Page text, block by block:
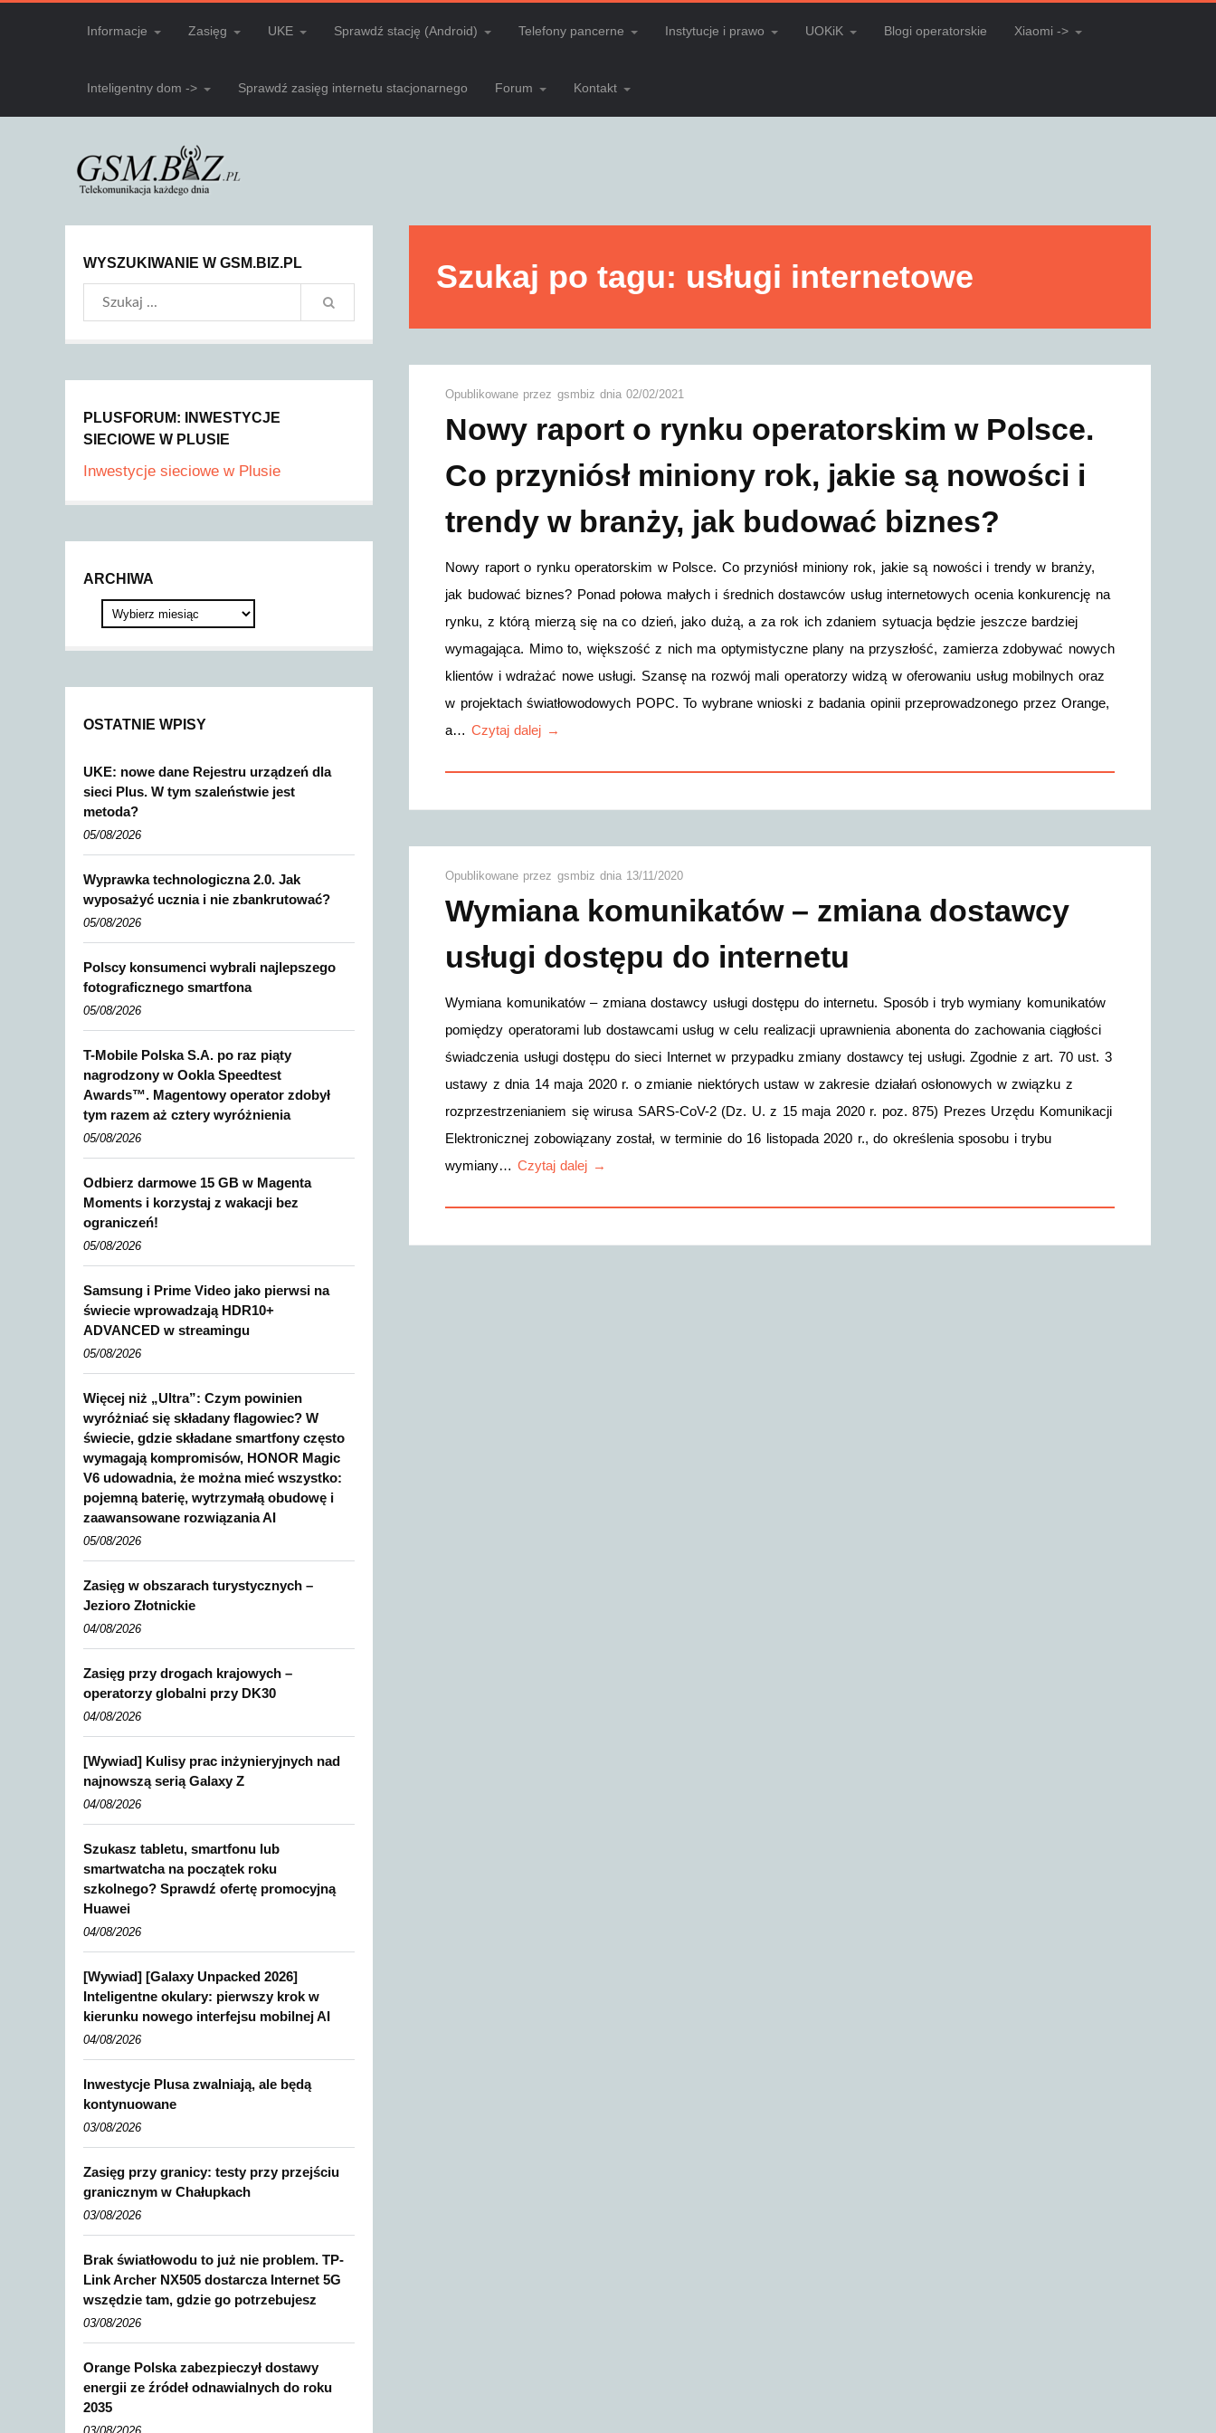
Informacje Zasięg UKE Sprawdź stację (Android) Telefony pancerne Instytucje i prawo UOKiK Blogi operatorskie Xiaomi ->
Inteligentny dom -> Sprawdź zasięg internetu stacjonarnego Forum Kontakt
Szukaj po tagu: usługi internetowe
Opublikowane przez gsmbiz dnia02/02/2021
Nowy raport o rynku operatorskim w Polsce.
Co przyniósł miniony rok, jakie są nowości i
trendy w branży, jak budować biznes?
Nowy raport o rynku operatorskim w Polsce. Co przyniósł miniony rok, jakie są nowości i trendy w branży,
jak budować biznes? Ponad połowa małych i średnich dostawców usług internetowych ocenia konkurencję na
rynku, z którą mierzą się na co dzień, jako dużą, a za rok ich zdaniem sytuacja będzie jeszcze bardziej
wymagająca. Mimo to, większość z nich ma optymistyczne plany na przyszłość, zamierza zdobywać nowych
klientów i wdrażać nowe usługi. Szansę na rozwój mali operatorzy widzą w oferowaniu usług mobilnych oraz
w projektach światłowodowych POPC. To wybrane wnioski z badania opinii przeprowadzonego przez Orange,
a… Czytaj dalej →
Opublikowane przez gsmbiz dnia 13/11/2020
Wymiana komunikatów – zmiana dostawcy
usługi dostępu do internetu
Wymiana komunikatów – zmiana dostawcy usługi dostępu do internetu. Sposób i tryb wymiany komunikatów
pomiędzy operatorami lub dostawcami usług w celu realizacji uprawnienia abonenta do zachowania ciągłości
świadczenia usługi dostępu do sieci Internet w przypadku zmiany dostawcy tej usługi. Zgodnie z art. 70 ust. 3
ustawy z dnia 14 maja 2020 r. o zmianie niektórych ustaw w zakresie działań osłonowych w związku z
rozprzestrzenianiem się wirusa SARS-CoV-2 (Dz. U. z 15 maja 2020 r. poz. 875) Prezes Urzędu Komunikacji
Elektronicznej zobowiązany został, w terminie do 16 listopada 2020 r., do określenia sposobu i trybu
wymiany… Czytaj dalej →
WYSZUKIWANIE W GSM.BIZ.PL
PLUSFORUM: INWESTYCJE
SIECIOWE W PLUSIE
Inwestycje sieciowe w Plusie
ARCHIWA
OSTATNIE WPISY
UKE: nowe dane Rejestru urządzeń dla
sieci Plus. W tym szaleństwie jest
metoda?
05/08/2026
Wyprawka technologiczna 2.0. Jak
wyposażyć ucznia i nie zbankrutować?
05/08/2026
Polscy konsumenci wybrali najlepszego
fotograficznego smartfona
05/08/2026
T-Mobile Polska S.A. po raz piąty
nagrodzony w Ookla Speedtest
Awards™. Magentowy operator zdobył
tym razem aż cztery wyróżnienia
05/08/2026
Odbierz darmowe 15 GB w Magenta
Moments i korzystaj z wakacji bez
ograniczeń!
05/08/2026
Samsung i Prime Video jako pierwsi na
świecie wprowadzają HDR10+
ADVANCED w streamingu
05/08/2026
Więcej niż „Ultra”: Czym powinien
wyróżniać się składany flagowiec? W
świecie, gdzie składane smartfony często
wymagają kompromisów, HONOR Magic
V6 udowadnia, że można mieć wszystko:
pojemną baterię, wytrzymałą obudowę i
zaawansowane rozwiązania AI
05/08/2026
Zasięg w obszarach turystycznych –
Jezioro Złotnickie
04/08/2026
Zasięg przy drogach krajowych –
operatorzy globalni przy DK30
04/08/2026
[Wywiad] Kulisy prac inżynieryjnych nad
najnowszą serią Galaxy Z
04/08/2026
Szukasz tabletu, smartfonu lub
smartwatcha na początek roku
szkolnego? Sprawdź ofertę promocyjną
Huawei
04/08/2026
[Wywiad] [Galaxy Unpacked 2026]
Inteligentne okulary: pierwszy krok w
kierunku nowego interfejsu mobilnej AI
04/08/2026
Inwestycje Plusa zwalniają, ale będą
kontynuowane
03/08/2026
Zasięg przy granicy: testy przy przejściu
granicznym w Chałupkach
03/08/2026
Brak światłowodu to już nie problem. TP-
Link Archer NX505 dostarcza Internet 5G
wszędzie tam, gdzie go potrzebujesz
03/08/2026
Orange Polska zabezpieczył dostawy
energii ze źródeł odnawialnych do roku
2035